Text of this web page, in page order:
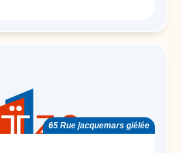
65 Rue jacquemars giélée